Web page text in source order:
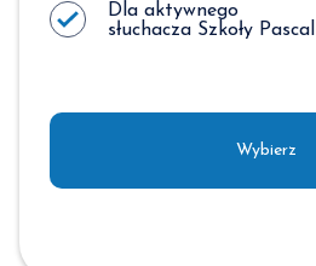
Dla aktywnego
słuchacza Szkoły Pascal
Wybierz